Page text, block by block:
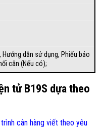
dẫn sử dụng, Phiếu bảo
cân (Nếu có);
tử B19S dựa theo
cân hàng viết theo yêu